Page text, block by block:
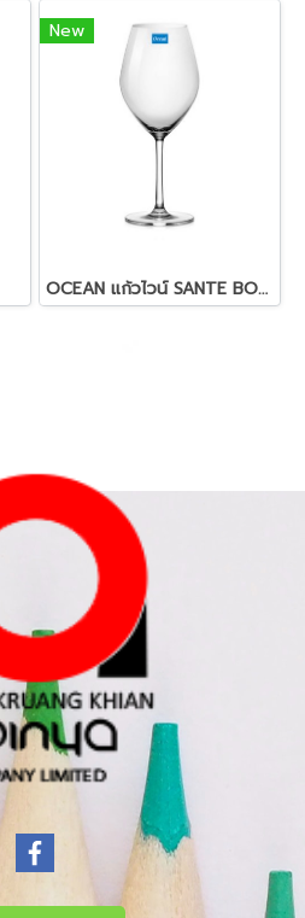
New
OCEAN แก้วไวน์ SANTE BORDEAUX, 595 ML.(สอบถามราคา)